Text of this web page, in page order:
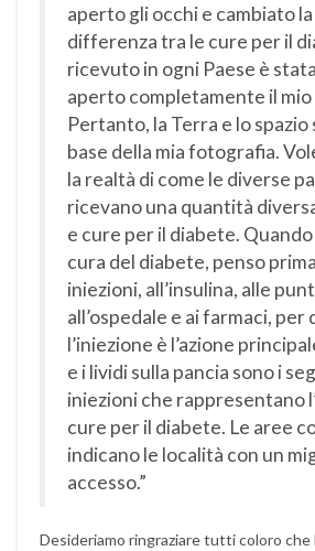
aperto gli occhi e cambiato la
differenza tra le cure per il
ricevuto in ogni Paese è
aperto completamente il mio
Pertanto, la Terra e lo spazio
base della mia fotografia.
la realtà di come le diverse
ricevano una quantità
e cure per il diabete. Quando
cura del diabete, penso
iniezioni, all’insulina, alle
all’ospedale e ai farmaci, per
l’iniezione è l’azione
e i lividi sulla pancia sono i
iniezioni che rappresentano
cure per il diabete. Le aree
indicano le località con un
accesso.”
Desideriamo ringraziare tutti coloro